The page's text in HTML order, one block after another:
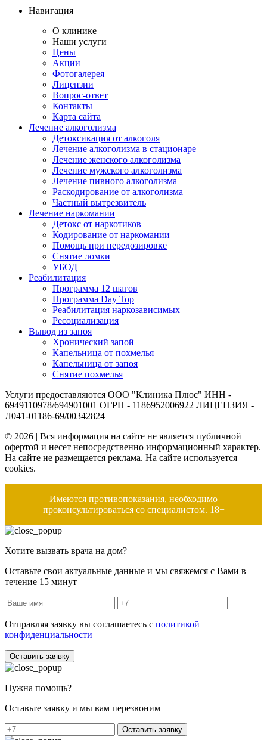
Навигация
О клинике
Наши услуги
Цены
Акции
Фотогалерея
Лицензии
Вопрос-ответ
Контакты
Карта сайта
Лечение алкоголизма
Детоксикация от алкоголя
Лечение алкоголизма в стационаре
Лечение женского алкоголизма
Лечение мужского алкоголизма
Лечение пивного алкоголизма
Раскодирование от алкоголизма
Частный вытрезвитель
Лечение наркомании
Детокс от наркотиков
Кодирование от наркомании
Помощь при передозировке
Снятие ломки
УБОД
Реабилитация
Программа 12 шагов
Программа Day Top
Реабилитация наркозависимых
Ресоциализация
Вывод из запоя
Хронический запой
Капельница от похмелья
Капельница от запоя
Снятие похмелья
Услуги предоставляются ООО "Клиника Плюс" ИНН -
6949110978/694901001 ОГРН - 1186952006922 ЛИЦЕНЗИЯ -
Л041-01186-69/00342824
© 2026 | Вся информация на сайте не является публичной
офертой и несет непосредственно информационный характер.
На сайте не размещается реклама. На сайте используется
cookies.
Имеются противопоказания, необходимо
проконсультироваться со специалистом. 18+
Хотите вызвать врача на дом?
Оставьте свои актуальные данные и мы свяжемся с Вами в
течение 15 минут
Отправляя заявку вы соглашаетесь с политикой
конфиденциальности
Оставить заявку
Нужна помощь?
Оставьте заявку и мы вам перезвоним
Оставить заявку